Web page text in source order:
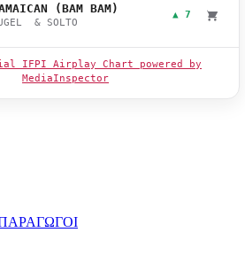
(BAM BAM)
& SOLTO
▲ 7
IFPI Airplay Chart powered by
MediaInspector